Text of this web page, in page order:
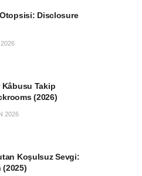
Otopsisi: Disclosure
Kâbusu Takip
(2026)
2026
Koşulsuz Sevgi: